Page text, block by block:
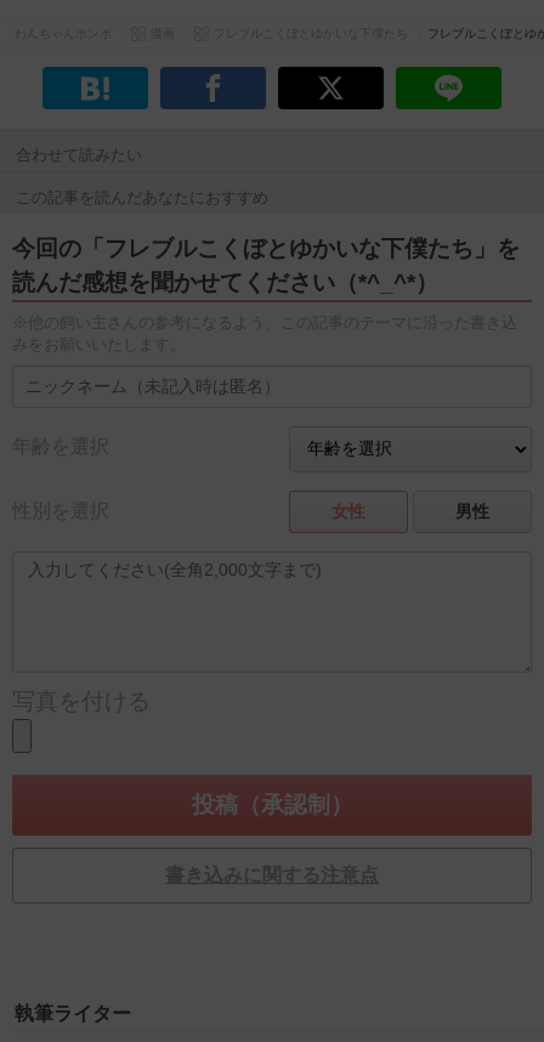
フレブルこくぼとゆかいな下僕たち フレブルこくぼとゆ
合わせて読みたい
この記事を読んだあなたにおすすめ
今回の「フレブルこくぼとゆかいな下僕たち」を
読んだ感想を聞かせてください（*^_^*）
※他の飼い主さんの参考になるよう、この記事のテーマに沿った書き込
みをお願いいたします。
年齢を選択
性別を選択 女性 男性
写真を付ける
書き込みに関する注意点
執筆ライター